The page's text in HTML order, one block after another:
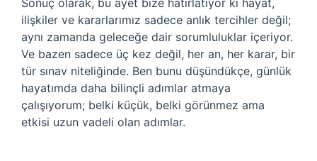
Sonuç olarak, bu ayet bize hatırlatıyor ki hayat,
ilişkiler ve kararlarımız sadece anlık tercihler değil;
aynı zamanda geleceğe dair sorumluluklar içeriyor.
Ve bazen sadece üç kez değil, her an, her karar, bir
tür sınav niteliğinde. Ben bunu düşündükçe, günlük
hayatımda daha bilinçli adımlar atmaya
çalışıyorum; belki küçük, belki görünmez ama
etkisi uzun vadeli olan adımlar.